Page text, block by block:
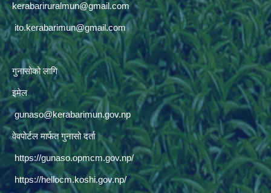
kerabariruralmun@gmail.com
ito.kerabarimun@gmail.com
गुनासोको लागि
इमेल
gunaso@kerabarimun.gov.np
वेवपोर्टल मार्फत गुनासो दर्ता
https://gunaso.opmcm.gov.np/
https://hellocm.koshi.gov.np/